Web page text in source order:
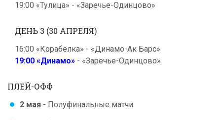
19:00 «Тулица» - «Заречье-Одинцово»
ДЕНЬ 3 (30 АПРЕЛЯ)
16:00 «Корабелка» - «Динамо-Ак Барс»
19:00 «Динамо» - «Заречье-Одинцово»
ПЛЕЙ-ОФФ
2 мая - Полуфинальные матчи